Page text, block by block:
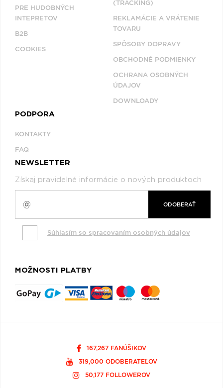
PRE HUDOBNÝCH
INTEPRETOV
B2B
COOKIES
(TRACKING)
REKLAMÁCIE A VRÁTENIE
TOVARU
SPÔSOBY DOPRAVY
OBCHODNÉ PODMIENKY
OCHRANA OSOBNÝCH
ÚDAJOV
DOWNLOADY
PODPORA
KONTAKTY
FAQ
NEWSLETTER
Získaj pravidelné informácie o nových produktoch
ODOBERAŤ
Súhlasím so spracovaním osobných údajov
MOŽNOSTI PLATBY
167,267 FANÚŠIKOV
319,000 ODOBERATEĽOV
50,177 FOLLOWEROV